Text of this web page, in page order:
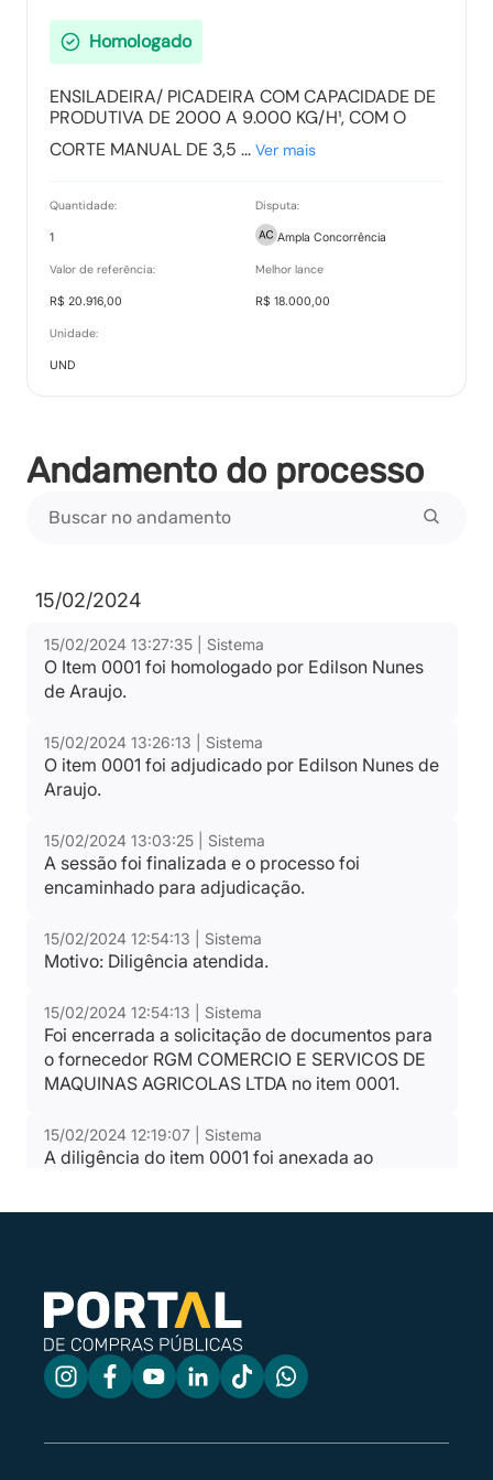
Ranking nos Itens
Tipo:Documento
Relatório de Proposta Comercial
Tipo:
Homologado
ENSILADEIRA/ PICADEIRA COM CAPACIDADE DE
PRODUTIVA DE 2000 A 9.000 KG/H¹, COM O
CORTE MANUAL DE 3,5 ... Ver mais
Quantidade:
1
Disputa:
Ampla Concorrência
Valor de referência:
R$ 20.916,00
Melhor lance
R$ 18.000,00
Unidade:
UND
Andamento do processo
15/02/2024
15/02/2024 13:27:35 | Sistema
O Item 0001 foi homologado por Edilson Nunes
de Araujo.
15/02/2024 13:26:13 | Sistema
O item 0001 foi adjudicado por Edilson Nunes de
Araujo.
15/02/2024 13:03:25 | Sistema
A sessão foi finalizada e o processo foi
encaminhado para adjudicação.
15/02/2024 12:54:13 | Sistema
Motivo: Diligência atendida.
15/02/2024 12:54:13 | Sistema
Foi encerrada a solicitação de documentos para
o fornecedor RGM COMERCIO E SERVICOS DE
MAQUINAS AGRICOLAS LTDA no item 0001.
15/02/2024 12:19:07 | Sistema
A diligência do item 0001 foi anexada ao
Dispensa Eletrônica 01/2024.
15/02/2024 12:17:14 | Sistema
Foram solicitadas diligências para o item 0001. O
prazo de envio é até às 15:02 do dia 15/02/2024.